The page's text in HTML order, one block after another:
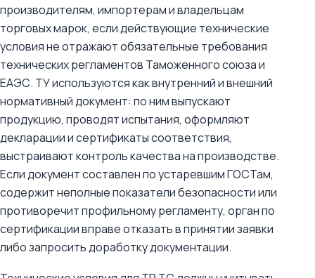
производителям, импортерам и владельцам
торговых марок, если действующие технические
условия не отражают обязательные требования
технических регламентов Таможенного союза и
ЕАЭС. ТУ используются как внутренний и внешний
нормативный документ: по ним выпускают
продукцию, проводят испытания, оформляют
декларации и сертификаты соответствия,
выстраивают контроль качества на производстве.
Если документ составлен по устаревшим ГОСТам,
содержит неполные показатели безопасности или
противоречит профильному регламенту, орган по
сертификации вправе отказать в принятии заявки
либо запросить доработку документации.